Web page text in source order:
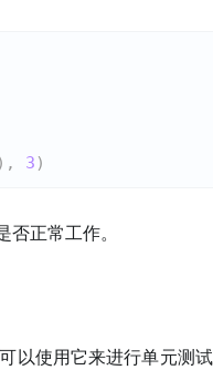
) , 3 )
否正常工作。
以使用它来进行单元测